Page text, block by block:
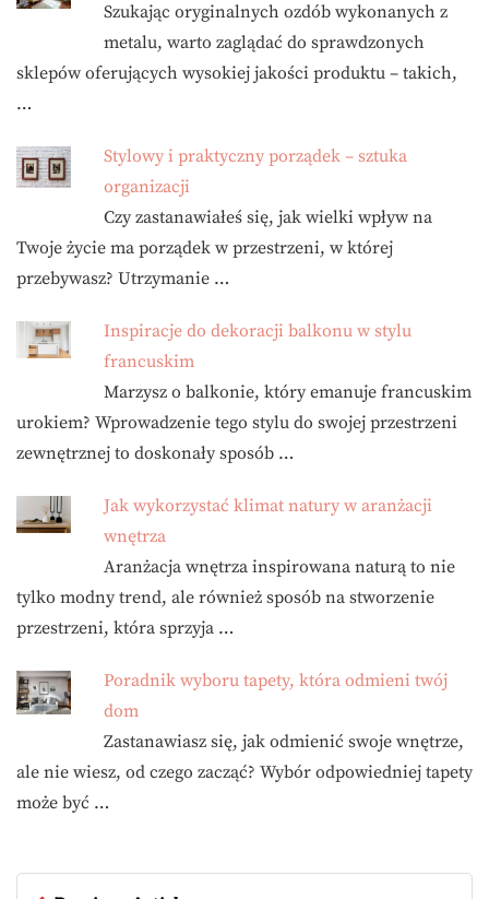
Szukając oryginalnych ozdób wykonanych z
metalu, warto zaglądać do sprawdzonych
sklepów oferujących wysokiej jakości produktu – takich,
…
Stylowy i praktyczny porządek – sztuka
organizacji
Czy zastanawiałeś się, jak wielki wpływ na
Twoje życie ma porządek w przestrzeni, w której
przebywasz? Utrzymanie …
Inspiracje do dekoracji balkonu w stylu
francuskim
Marzysz o balkonie, który emanuje francuskim
urokiem? Wprowadzenie tego stylu do swojej przestrzeni
zewnętrznej to doskonały sposób …
Jak wykorzystać klimat natury w aranżacji
wnętrza
Aranżacja wnętrza inspirowana naturą to nie
tylko modny trend, ale również sposób na stworzenie
przestrzeni, która sprzyja …
Poradnik wyboru tapety, która odmieni twój
dom
Zastanawiasz się, jak odmienić swoje wnętrze,
ale nie wiesz, od czego zacząć? Wybór odpowiedniej tapety
może być …